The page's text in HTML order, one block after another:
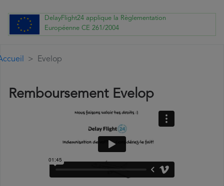
DelayFlight24 applique la Règlementation
Européenne CE 261/2004
Evelop
Remboursement Evelop